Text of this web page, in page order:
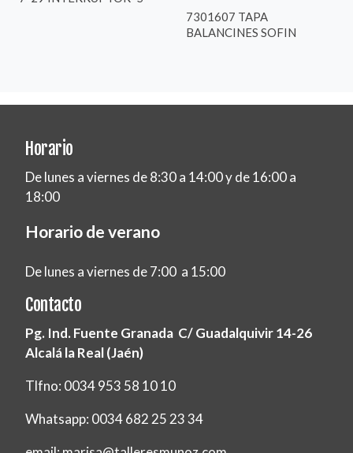
7301607 TAPA
BALANCINES SOFIN
Horario
De lunes a viernes de 8:30 a 14:00 y de 16:00 a
18:00
Horario de verano
De lunes a viernes de 7:00 a 15:00
Contacto
Pg. Ind. Fuente Granada C/ Guadalquivir 14-26
Alcalá la Real (Jaén)
Tlfno: 0034 953 58 10 10
Whatsapp: 0034 682 25 23 34